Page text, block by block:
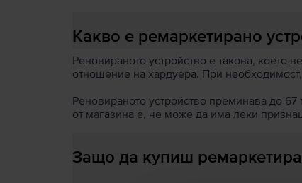
Какво е ремаркетирано
Реновираното устройство е такова, което
отношение на хардуера. При
Реновираното устройство преминава до 67
от магазина е, че може да има леки
Защо да купиш